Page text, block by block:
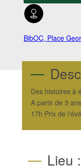
BibOC, Place
Des histoires à
A partir de 3
17h Prix de
Lieu :